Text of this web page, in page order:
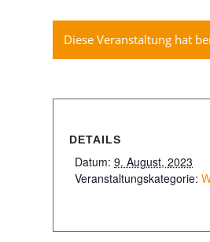
Diese Veranstaltung hat
DETAILS
Datum: 9. August, 2023
Veranstaltungskategorie: